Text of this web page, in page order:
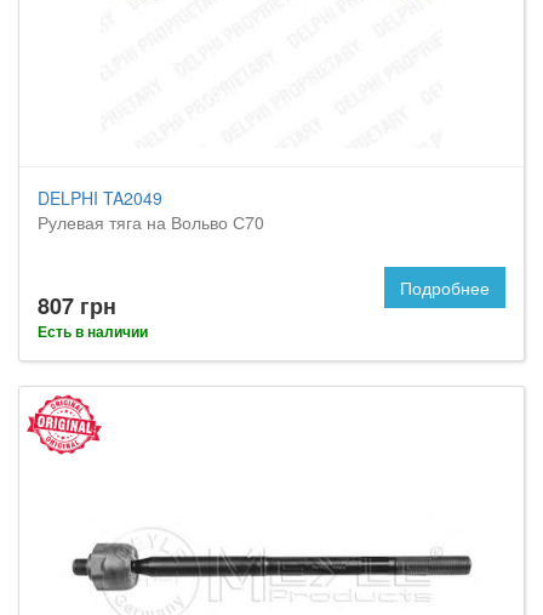
DELPHI TA2049
Рулевая тяга на Вольво С70
807 грн
Есть в наличии
Подробнее